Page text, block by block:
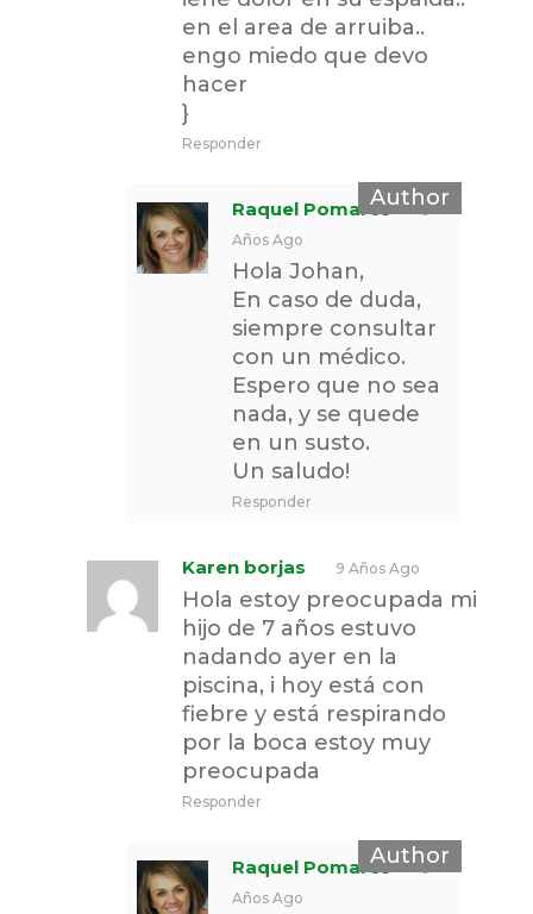
en el area de arruiba..
engo miedo que devo
hacer
}
Responder
Raquel Pomares
9
Años Ago
Hola Johan,
En caso de duda,
siempre consultar
con un médico.
Espero que no sea
nada, y se quede
en un susto.
Un saludo!
Responder
Karen borjas 9 Años Ago
Hola estoy preocupada mi
hijo de 7 años estuvo
nadando ayer en la
piscina, i hoy está con
fiebre y está respirando
por la boca estoy muy
preocupada
Responder
Raquel Pomares
9
Años Ago